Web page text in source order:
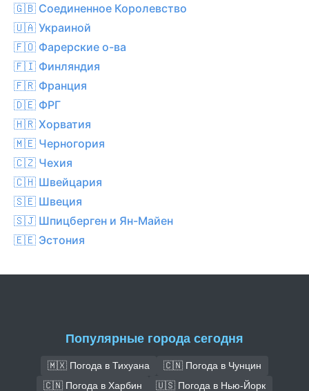
🇬🇧 Соединенное Королевство
🇺🇦 Украиной
🇫🇴 Фарерские о-ва
🇫🇮 Финляндия
🇫🇷 Франция
🇩🇪 ФРГ
🇭🇷 Хорватия
🇲🇪 Черногория
🇨🇿 Чехия
🇨🇭 Швейцария
🇸🇪 Швеция
🇸🇯 Шпицберген и Ян-Майен
🇪🇪 Эстония
Популярные города сегодня
🇲🇽 Погода в Тихуана
🇨🇳 Погода в Чунцин
🇨🇳 Погода в Харбин
🇺🇸 Погода в Нью-Йорк